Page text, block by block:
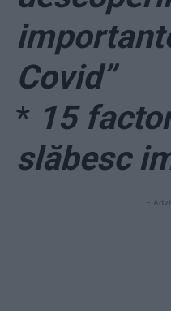
Covid”
* 15
slăbesc
-